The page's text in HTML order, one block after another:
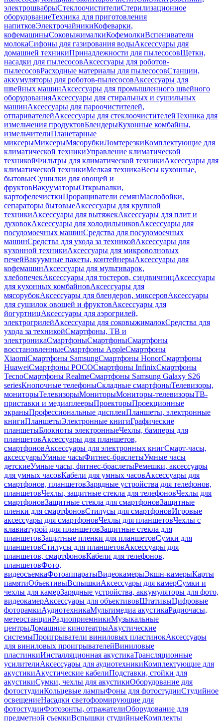
электрошвабрыСтеклоочистителиСтерилизационное
оборудованиеТехника для приготовления
напитковЭлектрочайникиКофеварки,
кофемашиныСоковыжималкиКофемолкиВспениватели
молокаСифоны для газирования водыАксессуары для
домашней техникиПринадлежности для пылесосовЩетки,
насадки для пылесосовАксессуары для роботов-
пылесосовРасходные материалы для пылесосовСтанции,
аккумуляторы для роботов-пылесосовАксессуары для
швейных машинАксессуары для промышленного швейного
оборудованияАксессуары для стиральных и сушильных
машинАксессуары для пароочистителей,
отпаривателейАксессуары для стеклоочистителейТехника для
измельчения продуктовБлендерыКухонные комбайны,
измельчителиПланетарные
миксерыМиксерыМясорубкиЛомтерезкиКомплектующие для
климатической техникиУправление климатической
техникойФильтры для климатической техникиАксессуары для
климатической техникиМелкая техникаВесы кухонные,
бытовыеСушилки для овощей и
фруктовВакууматорыОткрывалки,
картофелечисткиПроращиватели семянМаслобойки,
сепараторы бытовыеАксессуары для крупной
техникиАксессуары для вытяжекАксессуары для плит и
духовокАксессуары для холодильниковАксессуары для
посудомоечных машинСредства для посудомоечных
машинСредства для ухода за техникойАксессуары для
кухонной техникиАксессуары для микроволновых
печейВакуумные пакеты, контейнерыАксессуары для
кофемашинАксессуары для мультиварок,
хлебопечекАксессуары для тостеров, сэндвичницАксессуары
для кухонных комбайновАксессуары для
мясорубокАксессуары для блендеров, миксеровАксессуары
для сушилок овощей и фруктовАксессуары для
йогуртницАксессуары для аэрогрилей,
электрогрилейАксессуары для соковыжималокСредства для
ухода за техникойСмартфоны, ТВ и
электроникаСмартфоныСмартфоныСмартфоны
восстановленныеСмартфоны AppleСмартфоны
XiaomiСмартфоны SamsungСмартфоны HonorСмартфоны
HuaweiСмартфоны POCOСмартфоны InfinixСмартфоны
TecnoСмартфоны RealmeСмартфоны Samsung Galaxy S26
seriesКнопочные телефоныСкладные смартфоныТелевизоры,
мониторыТелевизорыМониторыМониторы-телевизорыТВ-
приставки и медиаплеерыПроекторыПроекционные
экраныПрофессиональные дисплеиПланшеты, электронные
книгиПланшетыЭлектронные книгиГрафические
планшетыБлокноты электронныеЧехлы, бамперы для
планшетовАксессуары для планшетов,
смартфоновАксессуары для электронных книгСмарт-часы,
аксессуарыУмные часыФитнес-браслетыУмные часы
детскиеУмные часы, фитнес-браслетыРемешки, аксессуары
для умных часовКабели для умных часовАксессуары для
смартфонов, планшетовЗарядные устройства для телефонов,
планшетовЧехлы, защитные стекла для телефоновЧехлы для
смартфоновЗащитные стекла для смартфоновЗащитные
пленки для смартфоновСтилусы для смартфоновИгровые
аксессуары для смартфоновЧехлы для планшетовЧехлы с
клавиатурой для планшетовЗащитные стекла для
планшетовЗащитные пленки для планшетовСумки для
планшетовСтилусы для планшетовАксессуары для
планшетов, смартфоновКабели для телефонов,
планшетовФото,
видеосъемкаФотоаппаратыВидеокамерыЭкшн-камерыКарты
памятиОбъективыВспышкиАксессуары для камерСумки и
чехлы для камерЗарядные устройства, аккумуляторы для фото,
видеокамерАксессуары для объективовШтативыЦифровые
фоторамкиАудиотехникаМультимедиа акустикаРадиочасы,
метеостанцииРадиоприемникиМузыкальные
центрыДомашние кинотеатрыАкустические
системыПроигрыватели виниловых пластинокАксессуары
для виниловых проигрывателейВиниловые
пластинкиИнсталляционная акустикаТрансляционные
усилителиАксессуары для аудиотехникиКомплектующие для
акустикиАкустические кабелиПодставки, стойки для
акустикиСумки, чехлы для акустикиОборудование для
фотостудииКольцевые лампыФоны для фотостудииСтудийное
освещениеНасадки светоформирующие для
фотостудииФотозонты, отражателиОборудование для
предметной съемкиВспышки студийныеКомплекты